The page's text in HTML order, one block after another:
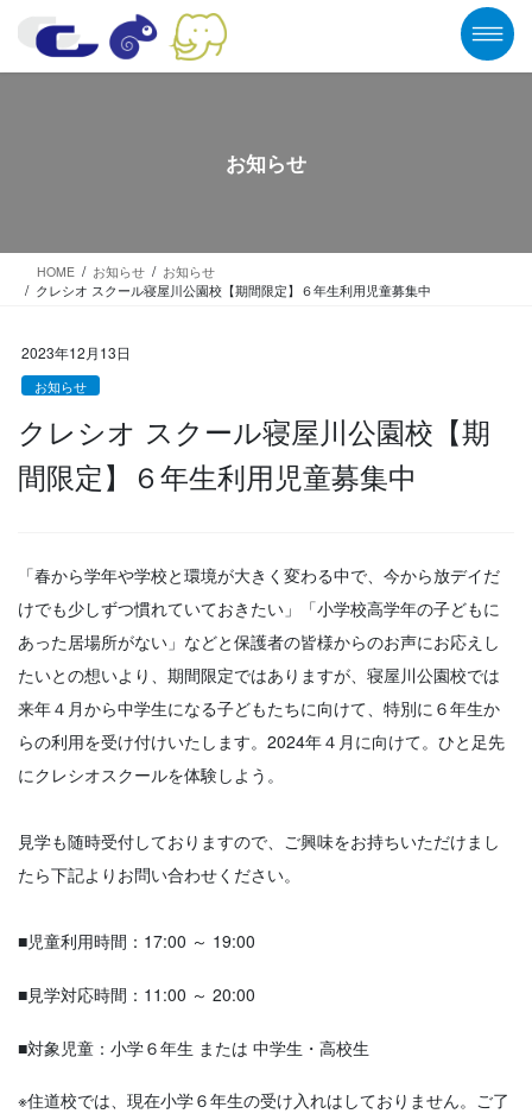
お知らせ
HOME お知らせ
お知らせ
クレシオ スクール寝屋川公園校【期間限定】６年生利用児童募集中
2023年12月13日
お知らせ
クレシオ スクール寝屋川公園校【期
間限定】６年生利用児童募集中
「春から学年や学校と環境が大きく変わる中で、今から放デイだ
けでも少しずつ慣れていておきたい」「小学校高学年の子どもに
あった居場所がない」などと保護者の皆様からのお声にお応えし
たいとの想いより、期間限定ではありますが、寝屋川公園校では
来年４月から中学生になる子どもたちに向けて、特別に６年生か
らの利用を受け付けいたします。2024年４月に向けて。ひと足先
にクレシオスクールを体験しよう。
見学も随時受付しておりますので、ご興味をお持ちいただけまし
たら下記よりお問い合わせください。
■児童利用時間：17:00 ～ 19:00
■見学対応時間：11:00 ～ 20:00
■対象児童：小学６年生 または 中学生・高校生
※住道校では、現在小学６年生の受け入れはしておりません。ご了